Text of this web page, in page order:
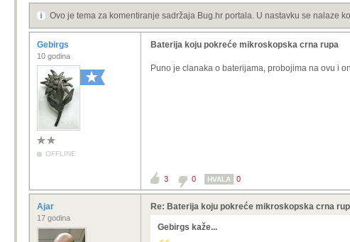
Ovo je tema za komentiranje sadržaja Bug.hr portala. U nastavku se nalaze
Gebirgs
10 godina
OFFLINE
Baterija koju pokreće mikroskopska crna rupa
Puno je clanaka o baterijama, probojima na ovu i
3 0 HVALA 0
Ajar
17 godina
Re: Baterija koju pokreće mikroskopska crna
Gebirgs kaže...